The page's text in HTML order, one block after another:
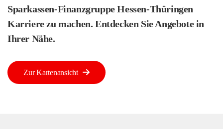
Sparkassen-Finanzgruppe Hessen-Thüringen
Karriere zu machen. Entdecken Sie Angebote in
Ihrer Nähe.
Zur Kartenansicht